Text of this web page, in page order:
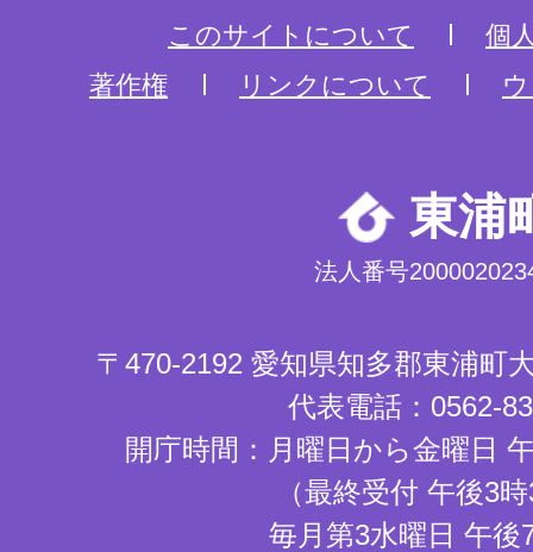
このサイトについて
個
著作権
リンクについて
東浦
法人番号
〒470-2192 愛知県知多郡東浦町
代表電話：0562-
開庁時間：月曜日から金曜日
（最終受付 午後3
毎月第3水曜日 午後